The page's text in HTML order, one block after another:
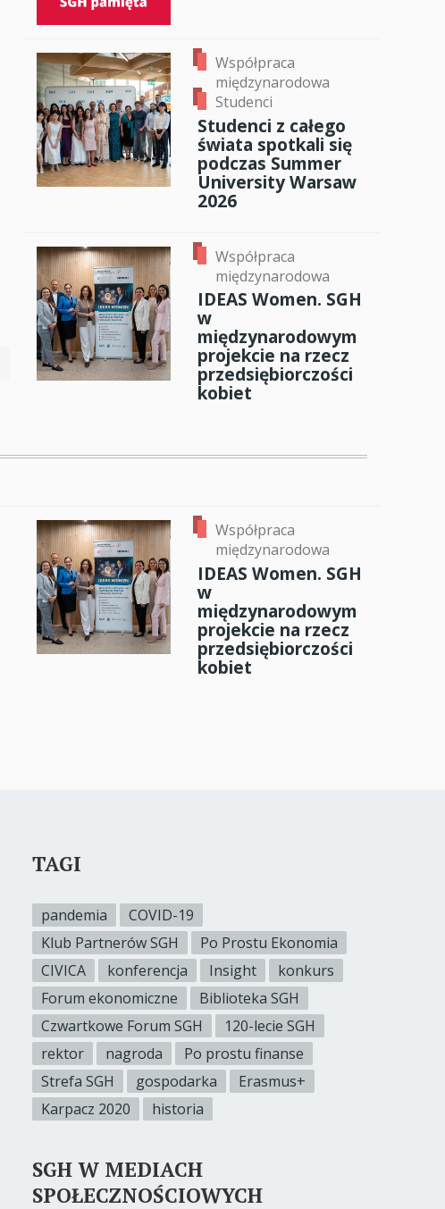
Współpraca
międzynarodowa
Studenci
Studenci z całego
świata spotkali się
podczas Summer
University Warsaw
2026
Współpraca
międzynarodowa
IDEAS Women. SGH
w
międzynarodowym
projekcie na rzecz
przedsiębiorczości
kobiet
Współpraca
międzynarodowa
IDEAS Women. SGH
w
międzynarodowym
projekcie na rzecz
przedsiębiorczości
kobiet
TAGI
pandemia
COVID-19
Klub Partnerów SGH
Po Prostu Ekonomia
CIVICA
konferencja Insight
konkurs
Forum ekonomiczne
Biblioteka SGH
Czwartkowe Forum SGH
120-lecie SGH
rektor
nagroda
Po prostu finanse
Strefa SGH
gospodarka
Erasmus+
Karpacz 2020
historia
SGH W MEDIACH
SPOŁECZNOŚCIOWYCH